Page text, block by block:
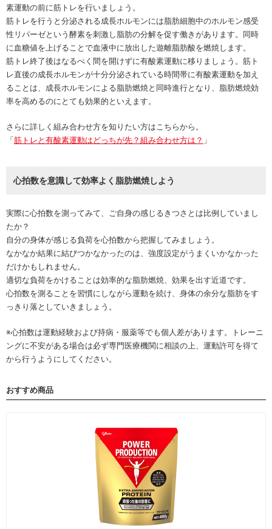
素運動の前に筋トレを行いましょう。
筋トレを行うと分泌される成長ホルモンには脂肪細胞中のホルモン感受
性リパーゼという酵素を刺激し脂肪の分解を促す働きがあります。同時
に血糖値を上げることで血液中に放出した遊離脂肪酸を燃焼します。
筋トレ終了後はなるべく間を開けずに有酸素運動に移りましょう。筋ト
レ直後の成長ホルモンが十分分泌されている時間帯に有酸素運動を加え
ることは、成長ホルモンによる脂肪燃焼と同時進行となり、脂肪燃焼効
率を高めるのにとても効果的といえます。
さらに詳しく組み合わせ方を知りたい方はこちらから。
「筋トレと有酸素運動はどっちが先？組み合わせ方は？ 」
心拍数を意識して効率よく脂肪燃焼しよう
実際に心拍数を測ってみて、ご自身の感じるきつさとは比例していまし
たか？
自分の身体が感じる負荷を心拍数から把握してみましょう。
なかなか結果に結びつかなかったのは、強度設定がうまくいかなかった
だけかもしれません。
適切な負荷をかけることは効率的な脂肪燃焼、効果を出す近道です。
心拍数を測ることを習慣にしながら運動を続け、身体の余分な脂肪をす
っきり落としていきましょう。
※心拍数は運動経験および持病・服薬等でも個人差があります。トレーニ
ングに不安がある場合は必ず専門医療機関に相談の上、運動許可を得て
から行うようにしてください。
おすすめ商品